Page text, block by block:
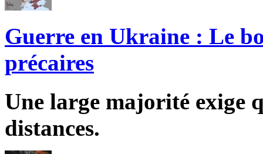
Guerre en Ukraine : Le
précaires
Une large majorité exige
distances.